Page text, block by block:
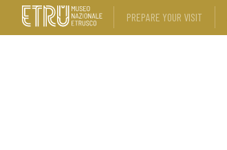
PREPARE YOUR VISIT